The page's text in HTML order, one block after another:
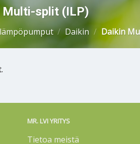
Multi-split (ILP)
/ Daikin / Daikin
MR. LVI YRITYS
Tietoa meistä